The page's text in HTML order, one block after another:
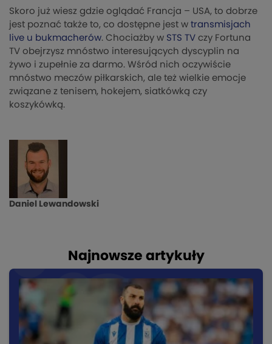
Skoro już wiesz gdzie oglądać Francja – USA, to dobrze
jest poznać także to, co dostępne jest w transmisjach
live u bukmacherów. Chociażby w STS TV czy Fortuna
TV obejrzysz mnóstwo interesujących dyscyplin na
żywo i zupełnie za darmo. Wśród nich oczywiście
mnóstwo meczów piłkarskich, ale też wielkie emocje
związane z tenisem, hokejem, siatkówką czy
koszykówką.
Daniel Lewandowski
Najnowsze artykuły